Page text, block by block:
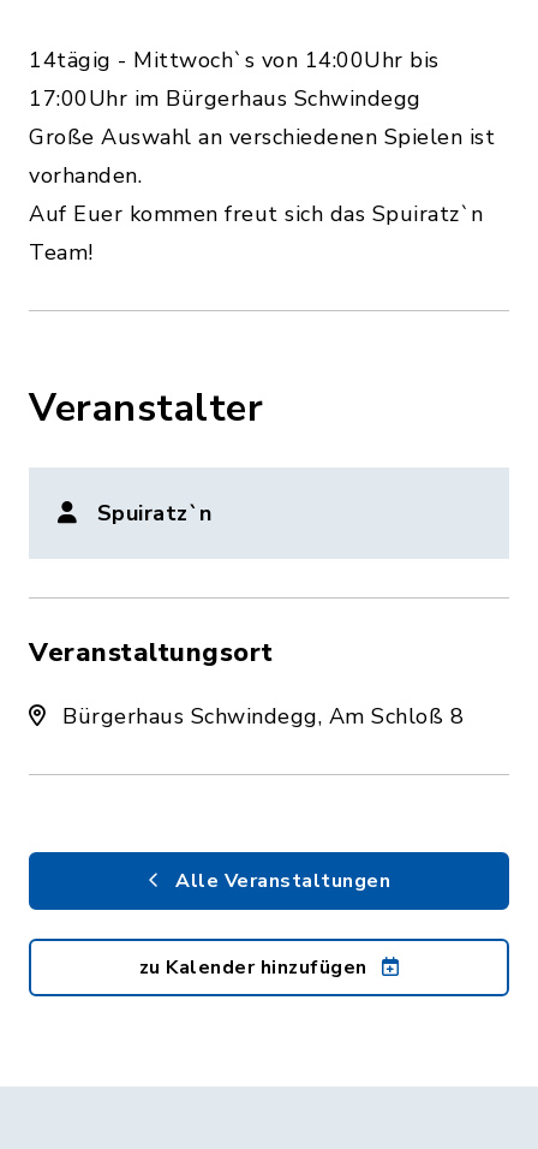
14tägig - Mittwoch`s von 14:00Uhr bis
17:00Uhr im Bürgerhaus Schwindegg
Große Auswahl an verschiedenen Spielen ist
vorhanden.
Auf Euer kommen freut sich das Spuiratz`n
Team!
Veranstalter
Spuiratz`n
Veranstaltungsort
Bürgerhaus Schwindegg, Am Schloß 8
Alle Veranstaltungen
zu Kalender hinzufügen